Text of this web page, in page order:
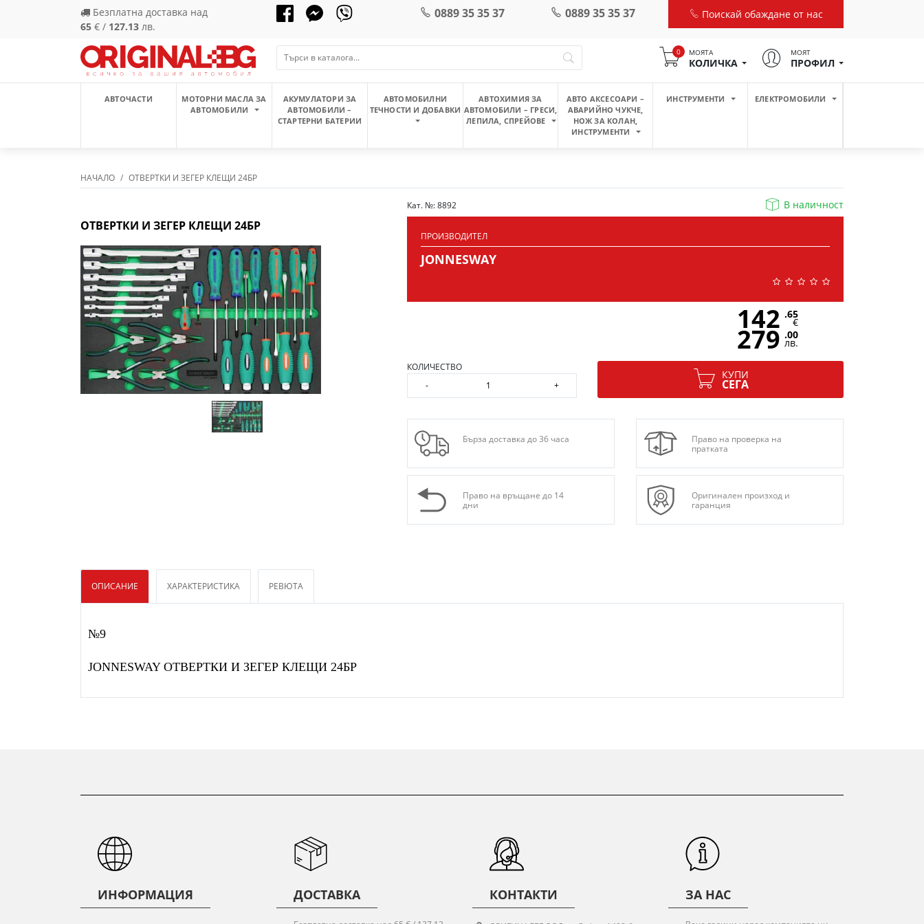
Безплатна доставка над
65 € / 127.13 лв.
0889 35 35 37 0889 35 35 37 Поискай обаждане от нас
0 МОЯТА
КОЛИЧКА
МОЯТ
ПРОФИЛ
АВТОЧАСТИ
МОТОРНИ МАСЛА ЗА
АВТОМОБИЛИ
АКУМУЛАТОРИ ЗА
АВТОМОБИЛИ –
СТАРТЕРНИ БАТЕРИИ
АВТОМОБИЛНИ
ТЕЧНОСТИ И ДОБАВКИ
АВТОХИМИЯ ЗА
АВТОМОБИЛИ – ГРЕСИ,
ЛЕПИЛА, СПРЕЙОВЕ
АВТО АКСЕСОАРИ –
АВАРИЙНО ЧУКЧЕ,
НОЖ ЗА КОЛАН,
ИНСТРУМЕНТИ
ИНСТРУМЕНТИ ЕЛЕКТРОМОБИЛИ
НАЧАЛО ОТВЕРТКИ И ЗЕГЕР КЛЕЩИ 24БР
ОТВЕРТКИ И ЗЕГЕР КЛЕЩИ 24БР
Кат. №: 8892 В наличност
ПРОИЗВОДИТЕЛ
JONNESWAY
142 .65
€
279 .00
лв.
КОЛИЧЕСТВО
-
+
КУПИ
СЕГА
Бърза доставка до 36 часа
Право на проверка на
пратката
Право на връщане до 14
дни
Оригинален произход и
гаранция
ОПИСАНИЕ ХАРАКТЕРИСТИКА РЕВЮТА
№9
JONNESWAY ОТВЕРТКИ И ЗЕГЕР КЛЕЩИ 24БР
ИНФОРМАЦИЯ ДОСТАВКА КОНТАКТИ ЗА НАС